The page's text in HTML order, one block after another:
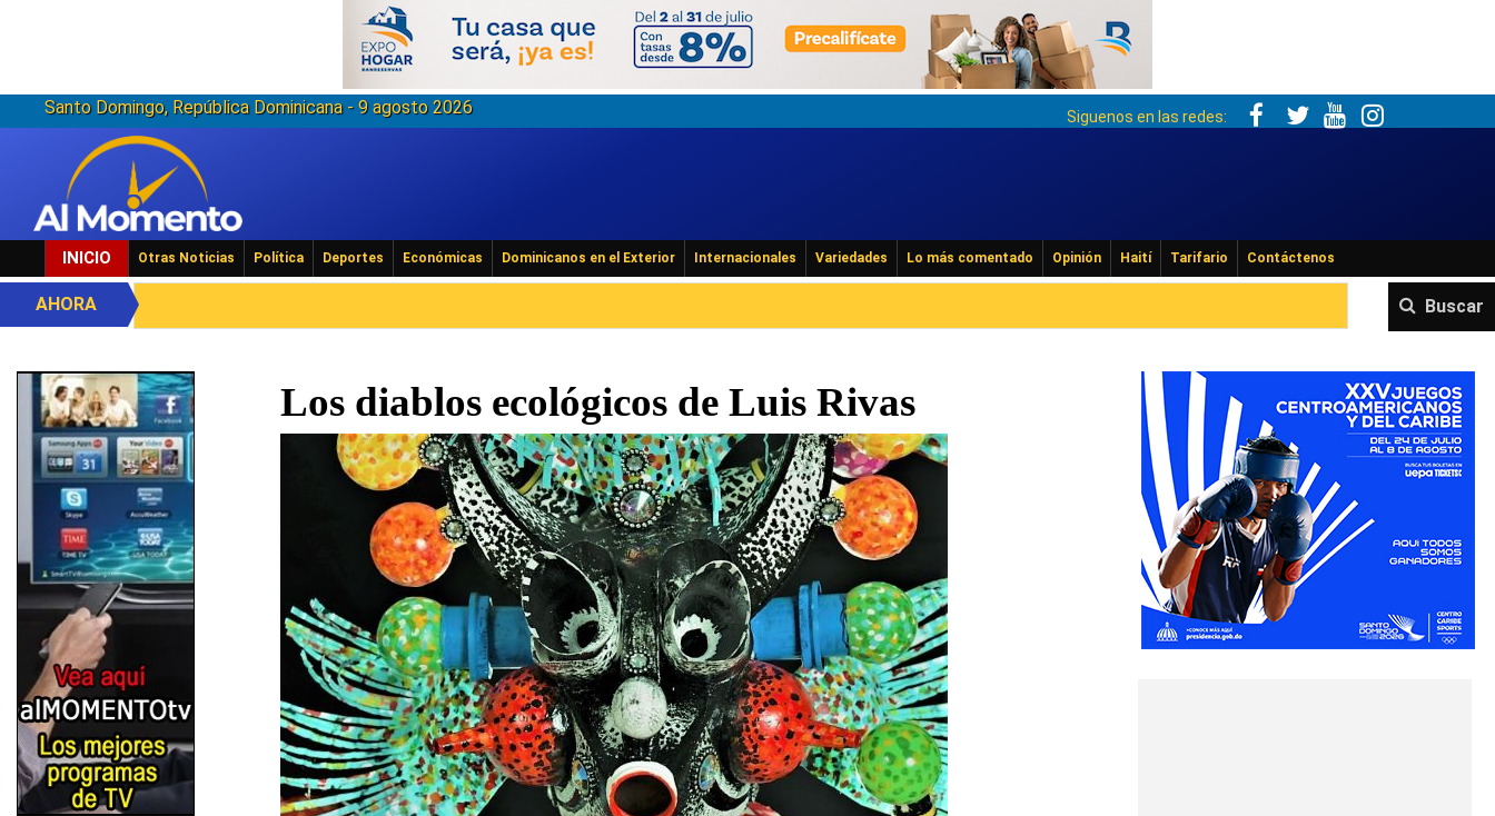
Santo Domingo, República Dominicana - 9 agosto 2026 Siguenos en las redes:
INICIO Otras Noticias Política Deportes Económicas Dominicanos en el Exterior Internacionales Variedades Lo más comentado Opinión Haití Tarifario Contáctenos
Buscar
AHORA
Los diablos ecológicos de Luis Rivas